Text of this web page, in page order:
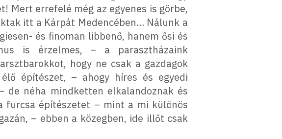
Mert errefelé még az egyenes is görbe,
itt a Kárpát Medencében… Nálunk a
és finoman libbenő, hanem ősi és
is érzelmes, – a parasztházaink
hogy ne csak a gazdagok
építészet, – ahogy híres és egyedi
de néha mindketten elkalandoznak és
furcsa építészetet – mint a mi különös
– ebben a közegben, ide illőt csak